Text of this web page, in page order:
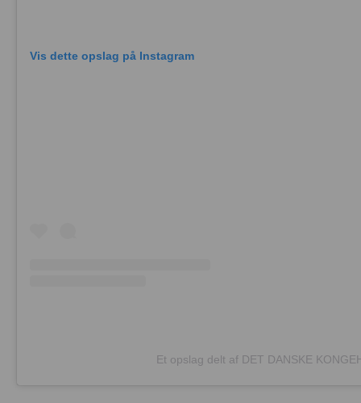
Vis dette opslag på Instagram
Et opslag delt af DET DANSKE